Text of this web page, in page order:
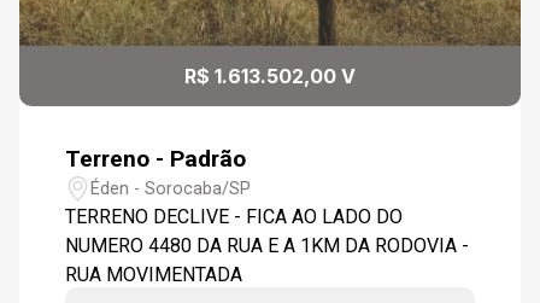
R$ 1.613.502,00 V
Terreno - Padrão
Éden - Sorocaba/SP
TERRENO DECLIVE - FICA AO LADO DO
NUMERO 4480 DA RUA E A 1KM DA RODOVIA -
RUA MOVIMENTADA